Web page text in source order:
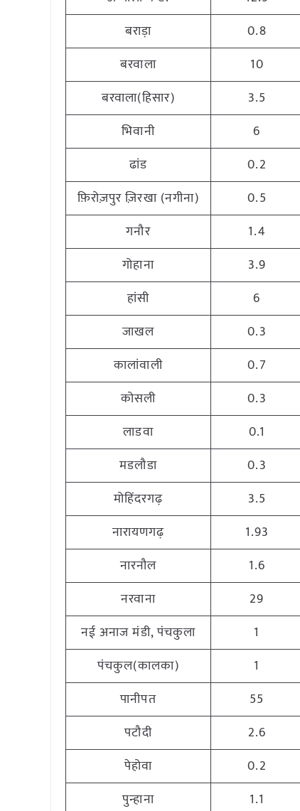
बराड़ा
0.8
बरवाला
10
बरवाला(हिसार)
3.5
भिवानी
6
ढांड
0.2
फ़िरोज़पुर ज़िरखा (नगीना)
0.5
गनौर
1.4
गोहाना
3.9
हांसी
6
जाखल
0.3
कालांवाली
0.7
कोसली
0.3
लाडवा
0.1
मडलौडा
0.3
मोहिंदरगढ़
3.5
नारायणगढ़
1.93
नारनौल
1.6
नरवाना
29
नई अनाज मंडी, पंचकुला
1
पंचकुल(कालका)
1
पानीपत
55
पटौदी
2.6
पेहोवा
0.2
पुन्हाना
1.1